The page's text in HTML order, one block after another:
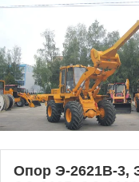
Опор Э-2621В-3,